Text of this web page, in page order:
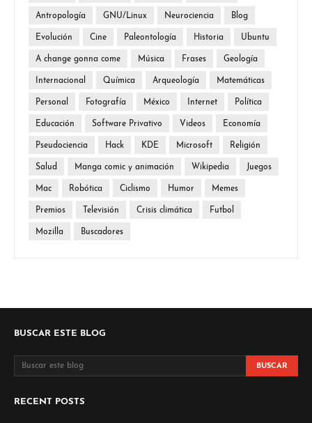
Antropología GNU/Linux Neurociencia Blog
Evolución Cine Paleontología Historia Ubuntu
A change gonna come Música Frases Geología
Internacional Química Arqueología Matemáticas
Personal Fotografía México Internet Política
Educación Software Privativo Videos Economía
Pseudociencia Hack KDE Microsoft Religión
Salud Manga comic y animación Wikipedia Juegos
Mac Robótica Ciclismo Humor Memes
Premios Televisión Crisis climática Futbol
Mozilla Buscadores
BUSCAR ESTE BLOG
RECENT POSTS